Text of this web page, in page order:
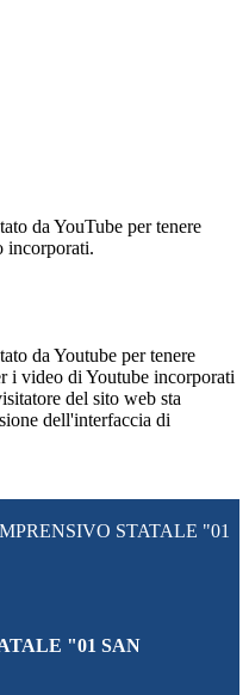
da YouTube per tenere
incorporati.
da Youtube per tenere
i video di Youtube incorporati
del sito web sta
dell'interfaccia di
STATALE "01
"01 SAN